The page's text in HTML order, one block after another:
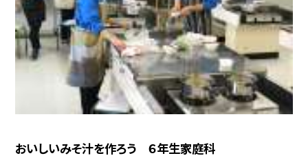
おいしいみそ汁を作ろう ６年生家庭科